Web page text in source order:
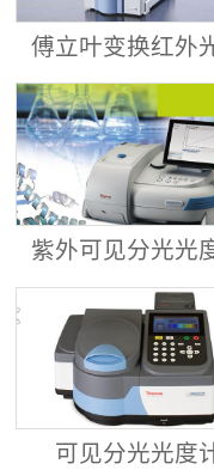
傅立叶变换红外
仪 ALPHA II
紫外可见分光光
Evolution™ 260
可见分光光度